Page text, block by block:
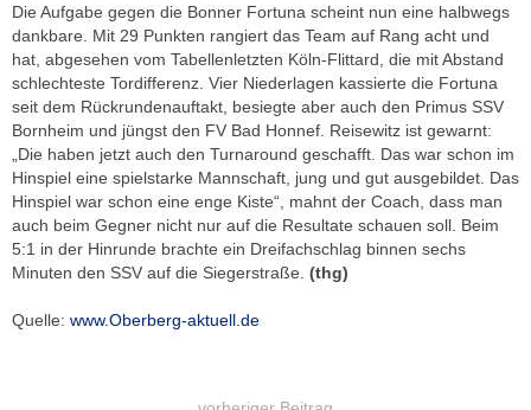
Die Aufgabe gegen die Bonner Fortuna scheint nun eine halbwegs
dankbare. Mit 29 Punkten rangiert das Team auf Rang acht und
hat, abgesehen vom Tabellenletzten Köln-Flittard, die mit Abstand
schlechteste Tordifferenz. Vier Niederlagen kassierte die Fortuna
seit dem Rückrundenauftakt, besiegte aber auch den Primus SSV
Bornheim und jüngst den FV Bad Honnef. Reisewitz ist gewarnt:
„Die haben jetzt auch den Turnaround geschafft. Das war schon im
Hinspiel eine spielstarke Mannschaft, jung und gut ausgebildet. Das
Hinspiel war schon eine enge Kiste“, mahnt der Coach, dass man
auch beim Gegner nicht nur auf die Resultate schauen soll. Beim
5:1 in der Hinrunde brachte ein Dreifachschlag binnen sechs
Minuten den SSV auf die Siegerstraße. (thg)
Quelle: www.Oberberg-aktuell.de